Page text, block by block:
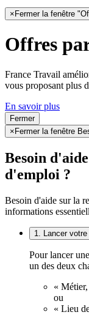
× Fermer la fenêtre
Offres
France Travail
vous proposant plus
En savoir plus
Fermer
× Fermer la fenêtre
Besoin
d'emploi ?
Besoin d'aide sur la
informations
1. Lancer
Pour lancer
un des deux
«
ou
« Lieu